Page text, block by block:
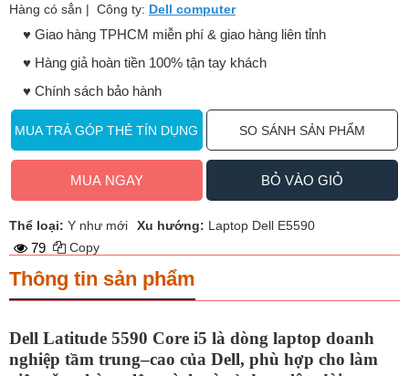
Hàng có sẳn | Công ty: Dell computer
♥️ Giao hàng TPHCM miễn phí & giao hàng liên tỉnh
♥️ Hàng giả hoàn tiền 100% tận tay khách
♥️ Chính sách bảo hành
MUA TRẢ GÓP THẺ TÍN DỤNG SO SÁNH SẢN PHẨM
MUA NGAY BỎ VÀO GIỎ
Thể loại: Y như mới Xu hướng: Laptop Dell E5590
79 Copy
Thông tin sản phẩm
Dell Latitude 5590 Core i5 là dòng laptop doanh
nghiệp tầm trung–cao của Dell, phù hợp cho làm